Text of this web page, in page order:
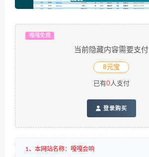
嘎嘎免费
当前隐藏内容需要支付
8元宝
已有0人支付
登录购买
1、本网站名称：嘎嘎会响